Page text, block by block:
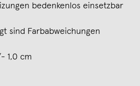
bedenkenlos einsetzbar
sind Farbabweichungen
1,0 cm